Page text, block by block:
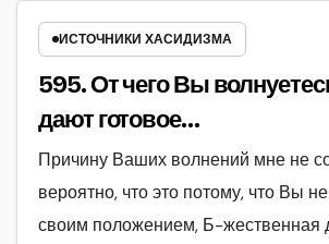
ИСТОЧНИКИ ХАСИДИЗМА
595. От чего Вы
дают готовое…
Причину Ваших волнений мне не
вероятно, что это потому, что Вы
своим положением, Б-жественная